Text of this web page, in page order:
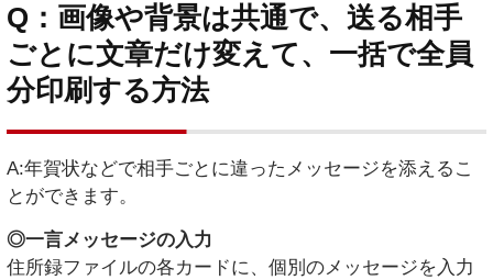
Q：画像や背景は共通で、送る相手
ごとに文章だけ変えて、一括で全員
分印刷する方法
A:年賀状などで相手ごとに違ったメッセージを添えるこ
とができます。
◎一言メッセージの入力
住所録ファイルの各カードに、個別のメッセージを入力